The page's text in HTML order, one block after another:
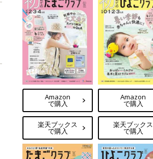
Amazon
で購入
楽天ブックス
で購入
Amazon
で購入
楽天ブックス
で購入